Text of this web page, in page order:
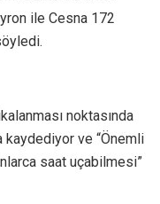
ile Cesna 172
noktasında
kaydediyor ve “Önemli
saat uçabilmesi”